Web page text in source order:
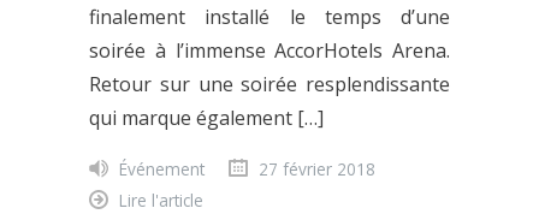
finalement installé le temps d’une
soirée à l’immense AccorHotels Arena.
Retour sur une soirée resplendissante
qui marque également […]
Événement
27 février 2018
Lire l'article